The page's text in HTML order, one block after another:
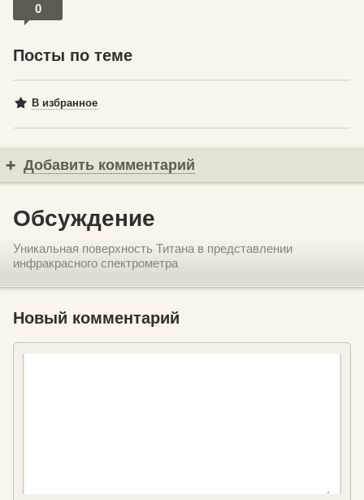
0
Посты по теме
В избранное
Добавить комментарий
Обсуждение
Уникальная поверхность Титана в представлении
инфракрасного спектрометра
Новый комментарий